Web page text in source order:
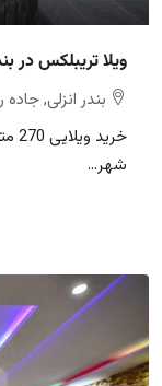
ویلا تریبلکس در
بندر انزلی,
شهر...